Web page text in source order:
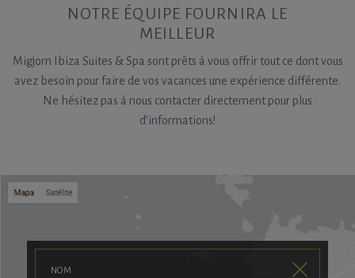
NOTRE ÉQUIPE FOURNIRA LE
MEILLEUR
Migjorn Ibiza Suites & Spa sont prêts à vous offrir tout ce dont vous
avez besoin pour faire de vos vacances une expérience différente.
Ne hésitez pas à nous contacter directement pour plus
d’informations!
NOM